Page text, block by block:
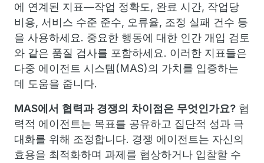
에 연계된 지표—작업 정확도, 완료 시간, 작업당
비용, 서비스 수준 준수, 오류율, 조정 실패 건수 등
을 사용하세요. 중요한 행동에 대한 인간 개입 검토
와 같은 품질 검사를 포함하세요. 이러한 지표들은
다중 에이전트 시스템(MAS)의 가치를 입증하는
데 도움을 줍니다.
MAS에서 협력과 경쟁의 차이점은 무엇인가요? 협
력적 에이전트는 목표를 공유하고 집단적 성과 극
대화를 위해 조정합니다. 경쟁 에이전트는 자신의
효용을 최적화하며 과제를 협상하거나 입찰할 수